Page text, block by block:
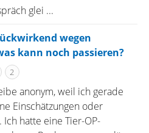
glei ...
wegen
kann noch passieren?
2
anonym, weil ich gerade
Einschätzungen oder
hatte eine Tier-OP-